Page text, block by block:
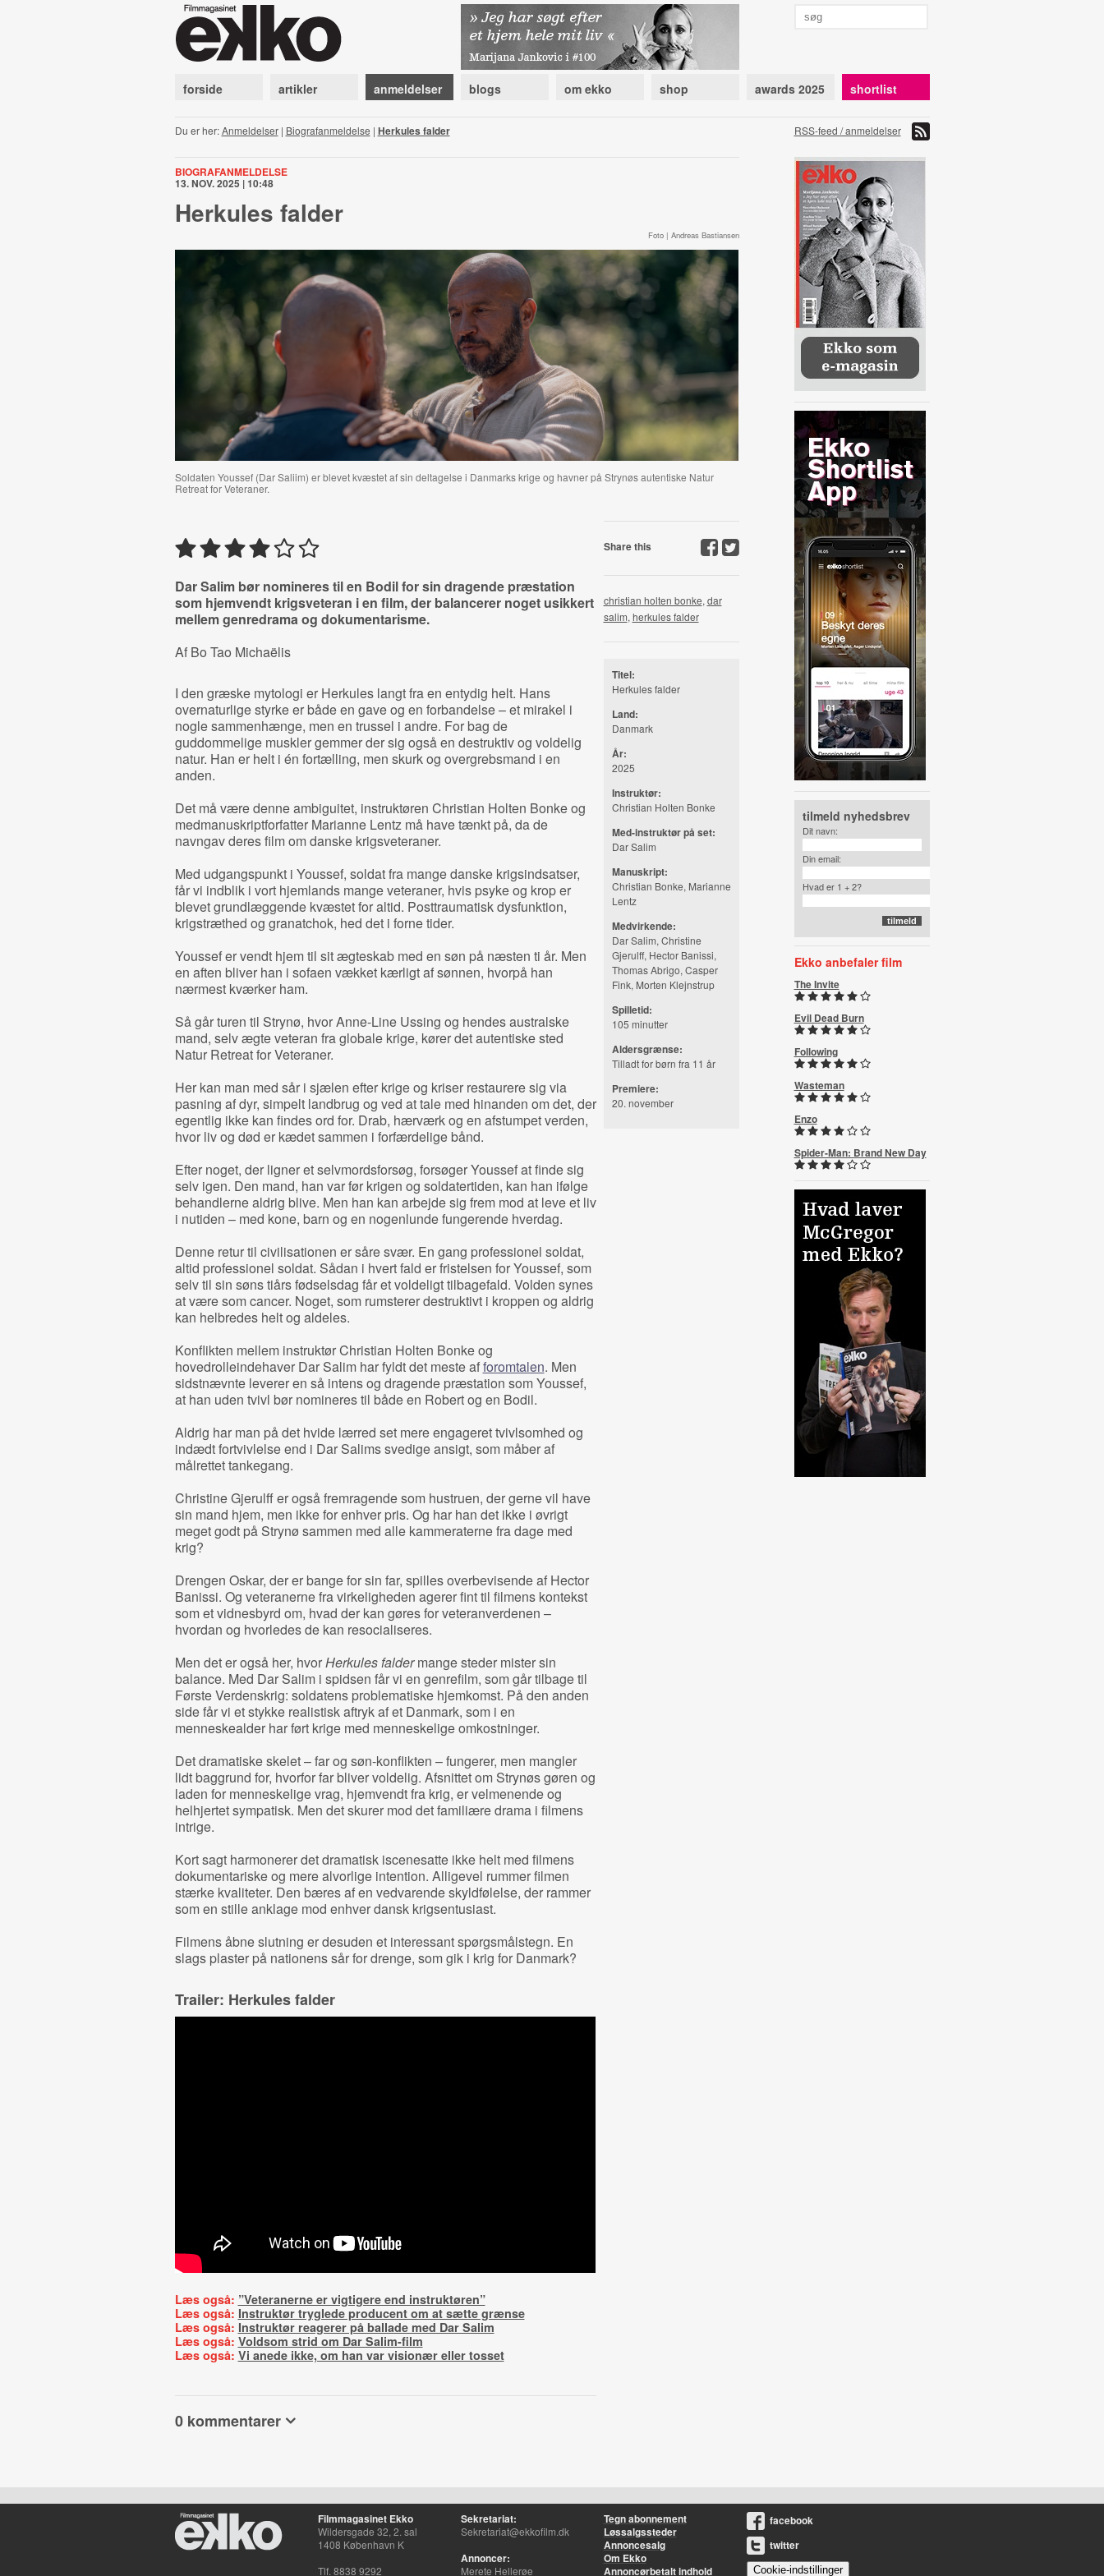
forside artikler anmeldelser blogs om ekko shop awards 2025 shortlist
Du er her:Anmeldelser| Biografanmeldelse | Herkules falder RSS-feed / anmeldelser
BIOGRAFANMELDELSE
13. NOV. 2025 | 10:48
Herkules falder
Foto | Andreas Bastiansen
Soldaten Youssef (Dar Saliim) er blevet kvæstet af sin deltagelse i Danmarks krige og havner på Strynøs autentiske Natur
Retreat for Veteraner.
Dar Salim bør nomineres til en Bodil for sin dragende præstation
som hjemvendt krigsveteran i en film, der balancerer noget usikkert
mellem genredrama og dokumentarisme.
Af Bo Tao Michaëlis
I den græske mytologi er Herkules langt fra en entydig helt. Hans
overnaturlige styrke er både en gave og en forbandelse – et mirakel i
nogle sammenhænge, men en trussel i andre. For bag de
guddommelige muskler gemmer der sig også en destruktiv og voldelig
natur. Han er helt i én fortælling, men skurk og overgrebsmand i en
anden.
Det må være denne ambiguitet, instruktøren Christian Holten Bonke og
medmanuskriptforfatter Marianne Lentz må have tænkt på, da de
navngav deres film om danske krigsveteraner.
Med udgangspunkt i Youssef, soldat fra mange danske krigsindsatser,
får vi indblik i vort hjemlands mange veteraner, hvis psyke og krop er
blevet grundlæggende kvæstet for altid. Posttraumatisk dysfunktion,
krigstræthed og granatchok, hed det i forne tider.
Youssef er vendt hjem til sit ægteskab med en søn på næsten ti år. Men
en aften bliver han i sofaen vækket kærligt af sønnen, hvorpå han
nærmest kværker ham.
Så går turen til Strynø, hvor Anne-Line Ussing og hendes australske
mand, selv ægte veteran fra globale krige, kører det autentiske sted
Natur Retreat for Veteraner.
Her kan man med sår i sjælen efter krige og kriser restaurere sig via
pasning af dyr, simpelt landbrug og ved at tale med hinanden om det, der
egentlig ikke kan findes ord for. Drab, hærværk og en afstumpet verden,
hvor liv og død er kædet sammen i forfærdelige bånd.
Efter noget, der ligner et selvmordsforsøg, forsøger Youssef at finde sig
selv igen. Den mand, han var før krigen og soldatertiden, kan han ifølge
behandlerne aldrig blive. Men han kan arbejde sig frem mod at leve et liv
i nutiden – med kone, barn og en nogenlunde fungerende hverdag.
Denne retur til civilisationen er såre svær. En gang professionel soldat,
altid professionel soldat. Sådan i hvert fald er fristelsen for Youssef, som
selv til sin søns tiårs fødselsdag får et voldeligt tilbagefald. Volden synes
at være som cancer. Noget, som rumsterer destruktivt i kroppen og aldrig
kan helbredes helt og aldeles.
Konflikten mellem instruktør Christian Holten Bonke og
hovedrolleindehaver Dar Salim har fyldt det meste afforomtalen. Men
sidstnævnte leverer en så intens og dragende præstation som Youssef,
at han uden tvivl bør nomineres til både en Robert og en Bodil.
Aldrig har man på det hvide lærred set mere engageret tvivlsomhed og
indædt fortvivlelse end i Dar Salims svedige ansigt, som måber af
målrettet tankegang.
Christine Gjerulff er også fremragende som hustruen, der gerne vil have
sin mand hjem, men ikke for enhver pris. Og har han det ikke i øvrigt
meget godt på Strynø sammen med alle kammeraterne fra dage med
krig?
Drengen Oskar, der er bange for sin far, spilles overbevisende af Hector
Banissi. Og veteranerne fra virkeligheden agerer fint til filmens kontekst
som et vidnesbyrd om, hvad der kan gøres for veteranverdenen –
hvordan og hvorledes de kan resocialiseres.
Men det er også her, hvorHerkules faldermange steder mister sin
balance. Med Dar Salim i spidsen får vi en genrefilm, som går tilbage til
Første Verdenskrig: soldatens problematiske hjemkomst. På den anden
side får vi et stykke realistisk aftryk af et Danmark, som i en
menneskealder har ført krige med menneskelige omkostninger.
Det dramatiske skelet – far og søn-konflikten – fungerer, men mangler
lidt baggrund for, hvorfor far bliver voldelig. Afsnittet om Strynøs gøren og
laden for menneskelige vrag, hjemvendt fra krig, er velmenende og
helhjertet sympatisk. Men det skurer mod det familiære drama i filmens
intrige.
Kort sagt harmonerer det dramatisk iscenesatte ikke helt med filmens
dokumentariske og mere alvorlige intention. Alligevel rummer filmen
stærke kvaliteter. Den bæres af en vedvarende skyldfølelse, der rammer
som en stille anklage mod enhver dansk krigsentusiast.
Filmens åbne slutning er desuden et interessant spørgsmålstegn. En
slags plaster på nationens sår for drenge, som gik i krig for Danmark?
Trailer: Herkules falder
Læs også: ”Veteranerne er vigtigere end instruktøren”
Læs også: Instruktør tryglede producent om at sætte grænse
Læs også: Instruktør reagerer på ballade med Dar Salim
Læs også: Voldsom strid om Dar Salim-film
Læs også: Vi anede ikke, om han var visionær eller tosset
0 kommentarer
Share this
christian holten bonke, dar
salim, herkules falder
Titel:
Herkules falder
Land:
Danmark
År:
2025
Instruktør:
Christian Holten Bonke
Med-instruktør på set:
Dar Salim
Manuskript:
Christian Bonke, Marianne
Lentz
Medvirkende:
Dar Salim, Christine
Gjerulff, Hector Banissi,
Thomas Abrigo, Casper
Fink, Morten Klejnstrup
Spilletid:
105 minutter
Aldersgrænse:
Tilladt for børn fra 11 år
Premiere:
20. november
tilmeld nyhedsbrev
Dit navn:
Din email:
Hvad er 1 + 2?
Ekko anbefaler film
The Invite
Evil Dead Burn
Following
Wasteman
Enzo
Spider-Man: Brand New Day
Filmmagasinet Ekko
Wildersgade 32, 2. sal
1408 København K
Tlf. 8838 9292
Sekretariat:
Sekretariat@ekkofilm.dk
Annoncer:
Merete Hellerøe
Tegn abonnement
Løssalgssteder
Annoncesalg
Om Ekko
Annoncørbetalt indhold
facebook
twitter
Cookie-indstillinger